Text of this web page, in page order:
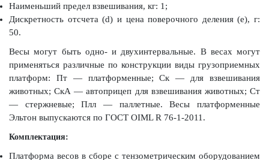
Наименьший предел взвешивания, кг: 1;
Дискретность отсчета (d) и цена поверочного деления (е), г:
50.
Весы могут быть одно- и двухинтервальные. В весах могут
применяться различные по конструкции виды грузоприемных
платформ: Пт — платформенные; Ск — для взвешивания
животных; СкА — автоприцеп для взвешивания животных; Ст
— стержневые; Плл — паллетные. Весы платформенные
Эльтон выпускаются по ГОСТ OIML R 76-1-2011.
Комплектация:
Платформа весов в сборе с тензометрическим оборудованием